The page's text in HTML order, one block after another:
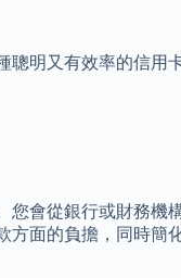
明又有效率的信用
會從銀行或財務機
面的負擔，同時簡